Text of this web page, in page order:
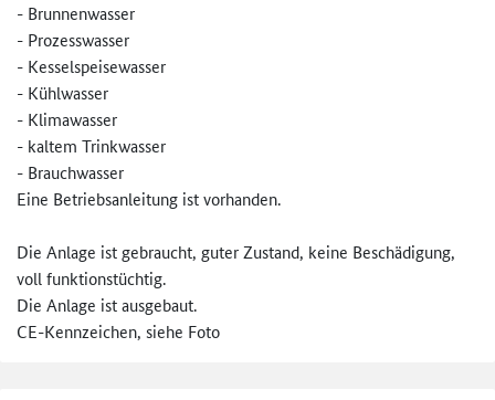
- Brunnenwasser
- Prozesswasser
- Kesselspeisewasser
- Kühlwasser
- Klimawasser
- kaltem Trinkwasser
- Brauchwasser
Eine Betriebsanleitung ist vorhanden.
Die Anlage ist gebraucht, guter Zustand, keine Beschädigung,
voll funktionstüchtig.
Die Anlage ist ausgebaut.
CE-Kennzeichen, siehe Foto